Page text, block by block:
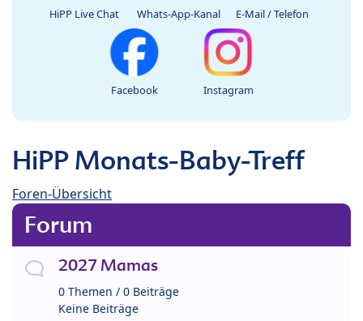
HiPP Live Chat Whats-App-Kanal E-Mail / Telefon
Facebook Instagram
HiPP Monats-Baby-Treff
Foren-Übersicht
Forum
2027 Mamas
0 Themen / 0 Beiträge
Keine Beiträge